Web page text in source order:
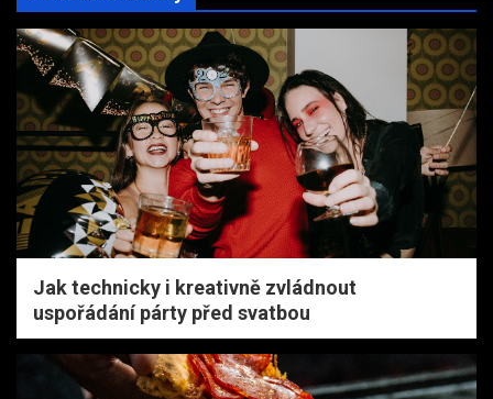
Jak technicky i kreativně zvládnout
uspořádání párty před svatbou